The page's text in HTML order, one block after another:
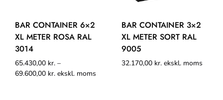
BAR CONTAINER 6×2
XL METER ROSA RAL
3014
65.430,00 kr. –
69.600,00 kr. ekskl. moms
BAR CONTAINER 3×2
XL METER SORT RAL
9005
32.170,00 kr. ekskl. moms